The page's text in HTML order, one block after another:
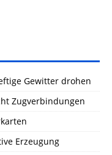
Gewitter drohen
Zugverbindungen
Erzeugung